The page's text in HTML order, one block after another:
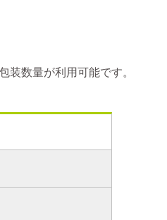
装数量が利用可能です。